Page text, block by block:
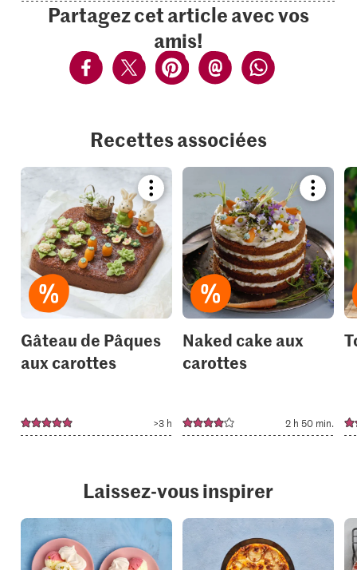
Partagez cet article avec vos
amis!
Recettes associées
Bookmark
recipe
or
add
it
to
your
collections.
Gâteau de Pâques
aux carottes
>3 h
recipe
add
it
to
your
Naked cake aux
carottes
2 h 50 min.
Laissez-vous inspirer